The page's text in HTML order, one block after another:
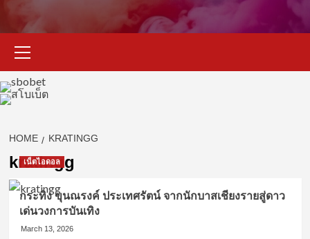
Menu
HOME KRATINGG
kratingg
เน็ตไอดอล
กระทิง ขุนณรงค์ ประเทศรัตน์ จากนักบาสเชียงรายสู่ดาว
เด่นวงการบันเทิง
March 13, 2026